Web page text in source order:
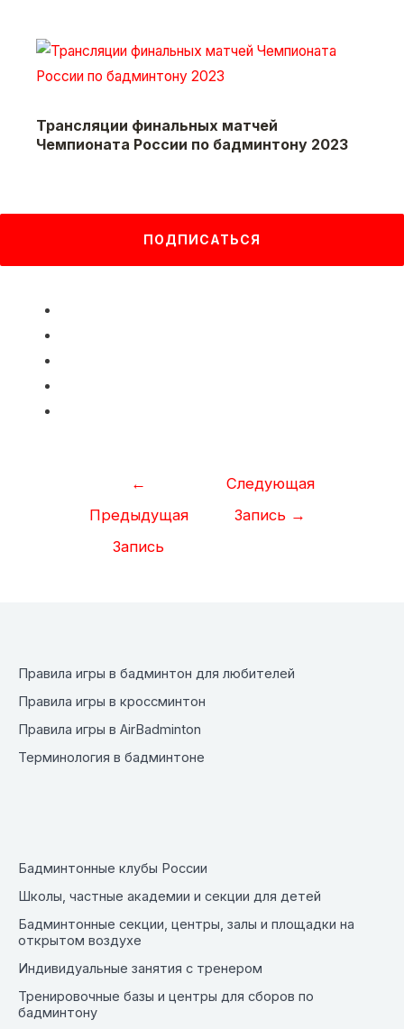
Трансляции финальных матчей
Чемпионата России по бадминтону 2023
Навигация
по
записям
←
Предыдущая
Запись
Следующая
Запись →
Правила игры в бадминтон для любителей
Правила игры в кроссминтон
Правила игры в AirBadminton
Терминология в бадминтоне
Бадминтонные клубы России
Школы, частные академии и секции для детей
Бадминтонные секции, центры, залы и площадки на
открытом воздухе
Индивидуальные занятия с тренером
Тренировочные базы и центры для сборов по
бадминтону
ПОДПИСАТЬСЯ